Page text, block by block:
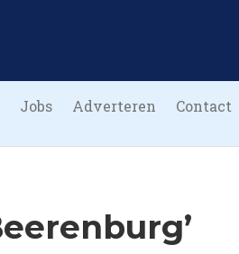
Jobs Adverteren Contact